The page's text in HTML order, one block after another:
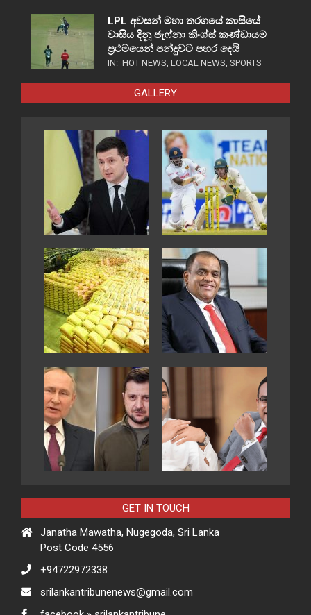
LPL අවසන් මහා තරගයේ කාසියේ
වාසිය දිනූ ජැෆ්නා කිංග්ස් කණ්ඩායම
ප්‍රථමයෙන් පන්දුවට පහර දෙයි
IN: HOT NEWS, LOCAL NEWS, SPORTS
GALLERY
GET IN TOUCH
Janatha Mawatha, Nugegoda, Sri Lanka
Post Code 4556
+94722972338
srilankantribunenews@gmail.com